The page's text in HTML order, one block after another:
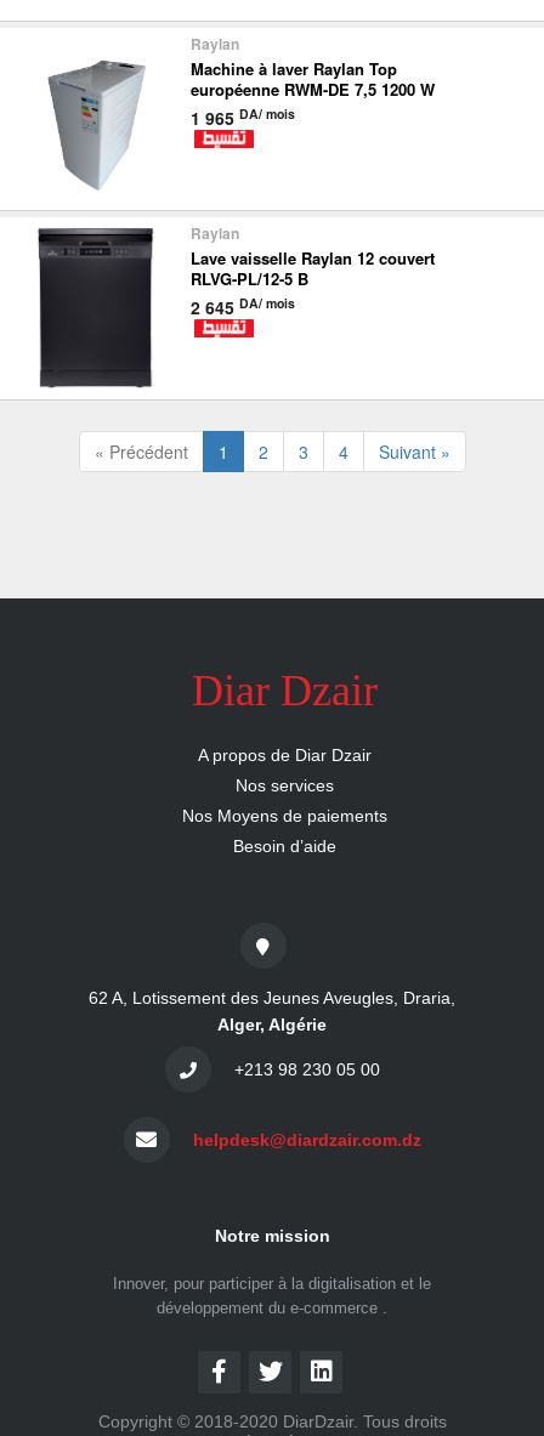
Raylan
Machine à laver Raylan Top
européenne RWM-DE 7,5 1200 W
1 965 DA/ mois
Raylan
Lave vaisselle Raylan 12 couvert
RLVG-PL/12-5 B
2 645 DA/ mois
« Précédent 1 2 3 4 Suivant »
Diar Dzair
A propos de Diar Dzair
Nos services
Nos Moyens de paiements
Besoin d’aide
62 A, Lotissement des Jeunes Aveugles, Draria,
Alger, Algérie
+213 98 230 05 00
helpdesk@diardzair.com.dz
Notre mission
Innover, pour participer à la digitalisation et le
développement du e-commerce .
Copyright © 2018-2020 DiarDzair. Tous droits